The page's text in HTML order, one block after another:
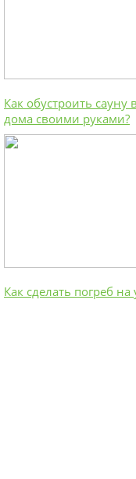
Как обустроить сауну
дома своими руками?
Как сделать погреб